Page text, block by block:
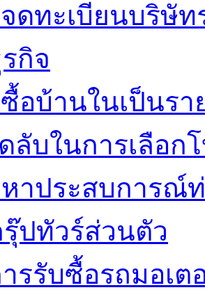
ดทะเบียนบริษั
กิจ
อบ้านในเป็นร
ลับในการเลือก
าประสบการณ์
ปทัวร์ส่วนตัว
รรับซื้อรถมอเ